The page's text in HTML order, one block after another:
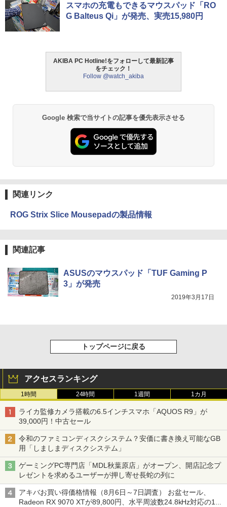
スマホの充電もできるマウスパッド「RO
G Balteus Qi」が発売、実売15,980円
AKIBA PC Hotline!をフォローして最新記事
をチェック！
Follow @watch_akiba
Google 検索で当サイトの記事を優先表示させる
関連リンク
ROG Strix Slice Mousepadの製品情報
関連記事
ASUSのマウスパッド「TUF Gaming P
3」が発売
2019年3月17日
トップページに戻る
アクセスランキング
1時間 24時間 1週間 1カ月
ライカ監修カメラ搭載の6.5インチスマホ「AQUOS R9」が
39,000円！中古セール
令和のファミコンディスクシステム？安価に書き換え可能なGB
用「しましまディスクシステム」
ゲーミングPC専門店「MDL秋葉原店」がオープン、開店記念プ
レゼントを求めるユーザーが押し寄せ長蛇の列に
アキバお買い得価格情報（8月6日～7日調査） お盆セール、
Radeon RX 9070 XTが89,800円、水平周波数24.8kHz対応の17